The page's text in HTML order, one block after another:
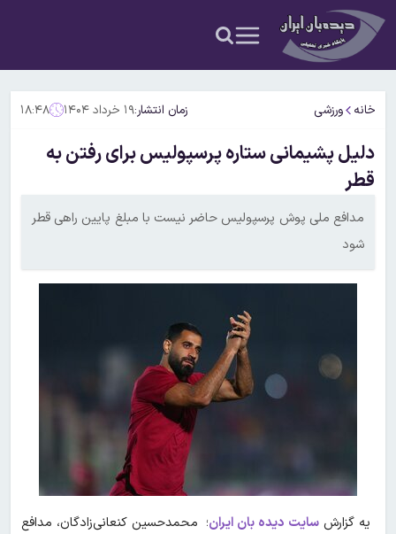
خانه ورزشی زمان انتشار:۱۹ خرداد ۱۴۰۴ ۱۸:۴۸
دلیل پشیمانی ستاره پرسپولیس برای رفتن به
قطر
مدافع ملی پوش پرسپولیس حاضر نیست با مبلغ پایین راهی قطر
شود
یه گزارش سایت دیده بان ایران؛ محمدحسین کنعانی‌زادگان، مدافع